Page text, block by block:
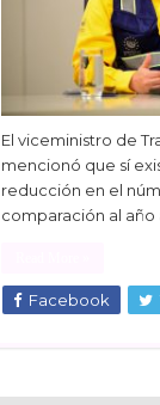
El viceministro de
mencionó que sí
reducción en el
comparación al año
Facebook